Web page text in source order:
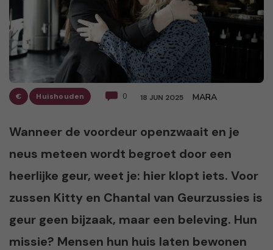
€ Huishouden 0 18 JUN 2025 MARA
Wanneer de voordeur openzwaait en je
neus meteen wordt begroet door een
heerlijke geur, weet je: hier klopt iets. Voor
zussen Kitty en Chantal van Geurzussies is
geur geen bijzaak, maar een beleving. Hun
missie? Mensen hun huis laten bewonen